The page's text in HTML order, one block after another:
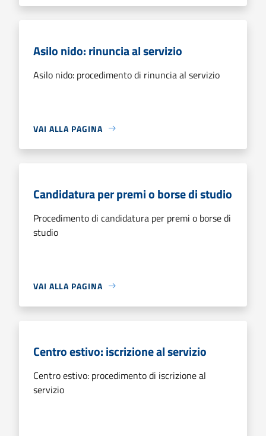
Asilo nido: rinuncia al servizio
Asilo nido: procedimento di rinuncia al servizio
VAI ALLA PAGINA
Candidatura per premi o borse di studio
Procedimento di candidatura per premi o borse di
studio
VAI ALLA PAGINA
Centro estivo: iscrizione al servizio
Centro estivo: procedimento di iscrizione al
servizio